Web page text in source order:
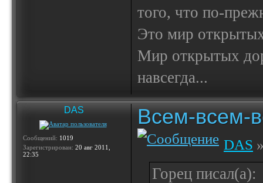
того, что по-
Это мир
Мир открытых
навсегда...
DAS
Сообщений: 1019
Зарегистрирован: 20 авг 2011,
22:35
Всем-всем-
DAS
Горец писал(а):